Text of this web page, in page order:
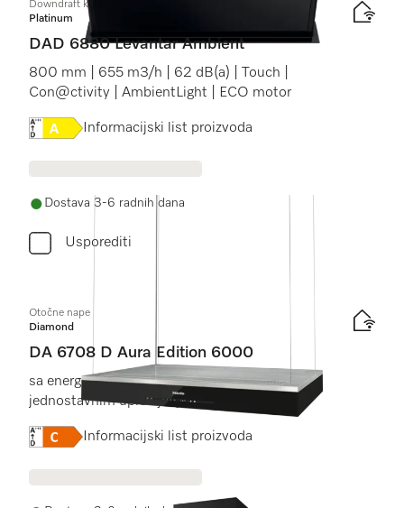
Downdraft kuhinjska napa
Platinum
DAD 6880 Levantar Ambient
800 mm | 655 m3/h | 62 dB(a) | Touch |
Con@ctivity | AmbientLight | ECO motor
Online Label Flag, Energetska naljepnica
Informacijski list proizvoda
Dostava 3-6 radnih dana
Usporediti
Otočne nape
Diamond
DA 6708 D Aura Edition 6000
sa energetski štedljivim LED osvjetljenjem i
jednostavnim upravljanjem dodirom.
Online Label Flag, Energetska naljepnica
Informacijski list proizvoda